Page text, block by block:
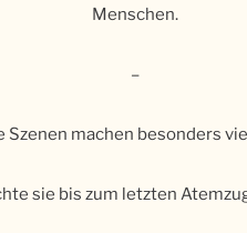
Menschen.
–
Szenen machen besonders
sie bis zum letzten